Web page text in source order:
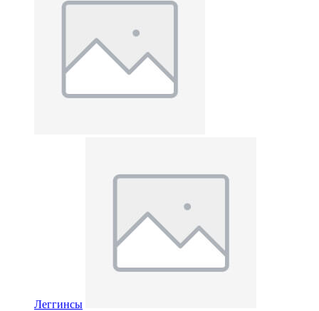
Леггинсы